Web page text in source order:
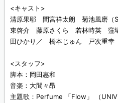
<キャスト>
清原果耶 間宮祥太朗 菊池風磨（
東啓介 藤原さくら 若林時英
田ひかり／ 橋本じゅん 戸次重
<スタッフ>
脚本：岡田惠和
音楽：大間々昂
主題歌：Perfume 「Flow」 （